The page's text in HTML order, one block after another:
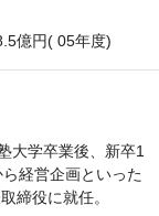
億円( 05年度)
大学卒業後、新卒1
経営企画といった
締役に就任。